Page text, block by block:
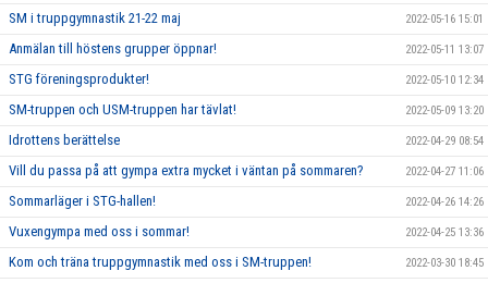
SM i truppgymnastik 21-22 maj 2022-05-16 15:01
Anmälan till höstens grupper öppnar! 2022-05-11 13:07
STG föreningsprodukter! 2022-05-10 12:34
SM-truppen och USM-truppen har tävlat! 2022-05-09 13:20
Idrottens berättelse 2022-04-29 08:54
Vill du passa på att gympa extra mycket i väntan på sommaren? 2022-04-27 11:06
Sommarläger i STG-hallen! 2022-04-26 14:26
Vuxengympa med oss i sommar! 2022-04-25 13:36
Kom och träna truppgymnastik med oss i SM-truppen! 2022-03-30 18:45